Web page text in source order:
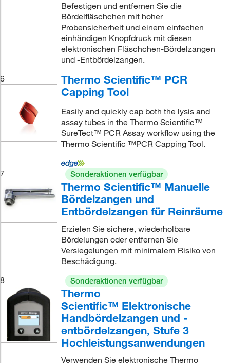
Befestigen und entfernen Sie die
Bördelfläschchen mit hoher
Probensicherheit und einem einfachen
einhändigen Knopfdruck mit diesen
elektronischen Fläschchen-Bördelzangen
und -Entbördelzangen.
6
Thermo Scientific™ PCR
Capping Tool
Easily and quickly cap both the lysis and
assay tubes in the Thermo Scientific™
SureTect™ PCR Assay workflow using the
Thermo Scientific ™PCR Capping Tool.
7 Sonderaktionen verfügbar
Thermo Scientific™ Manuelle
Bördelzangen und
Entbördelzangen für Reinräume
Erzielen Sie sichere, wiederholbare
Bördelungen oder entfernen Sie
Versiegelungen mit minimalem Risiko von
Beschädigung.
8
Sonderaktionen verfügbar
Thermo
Scientific™ Elektronische
Handbördelzangen und -
entbördelzangen, Stufe 3
Hochleistungsanwendungen
Verwenden Sie elektronische Thermo